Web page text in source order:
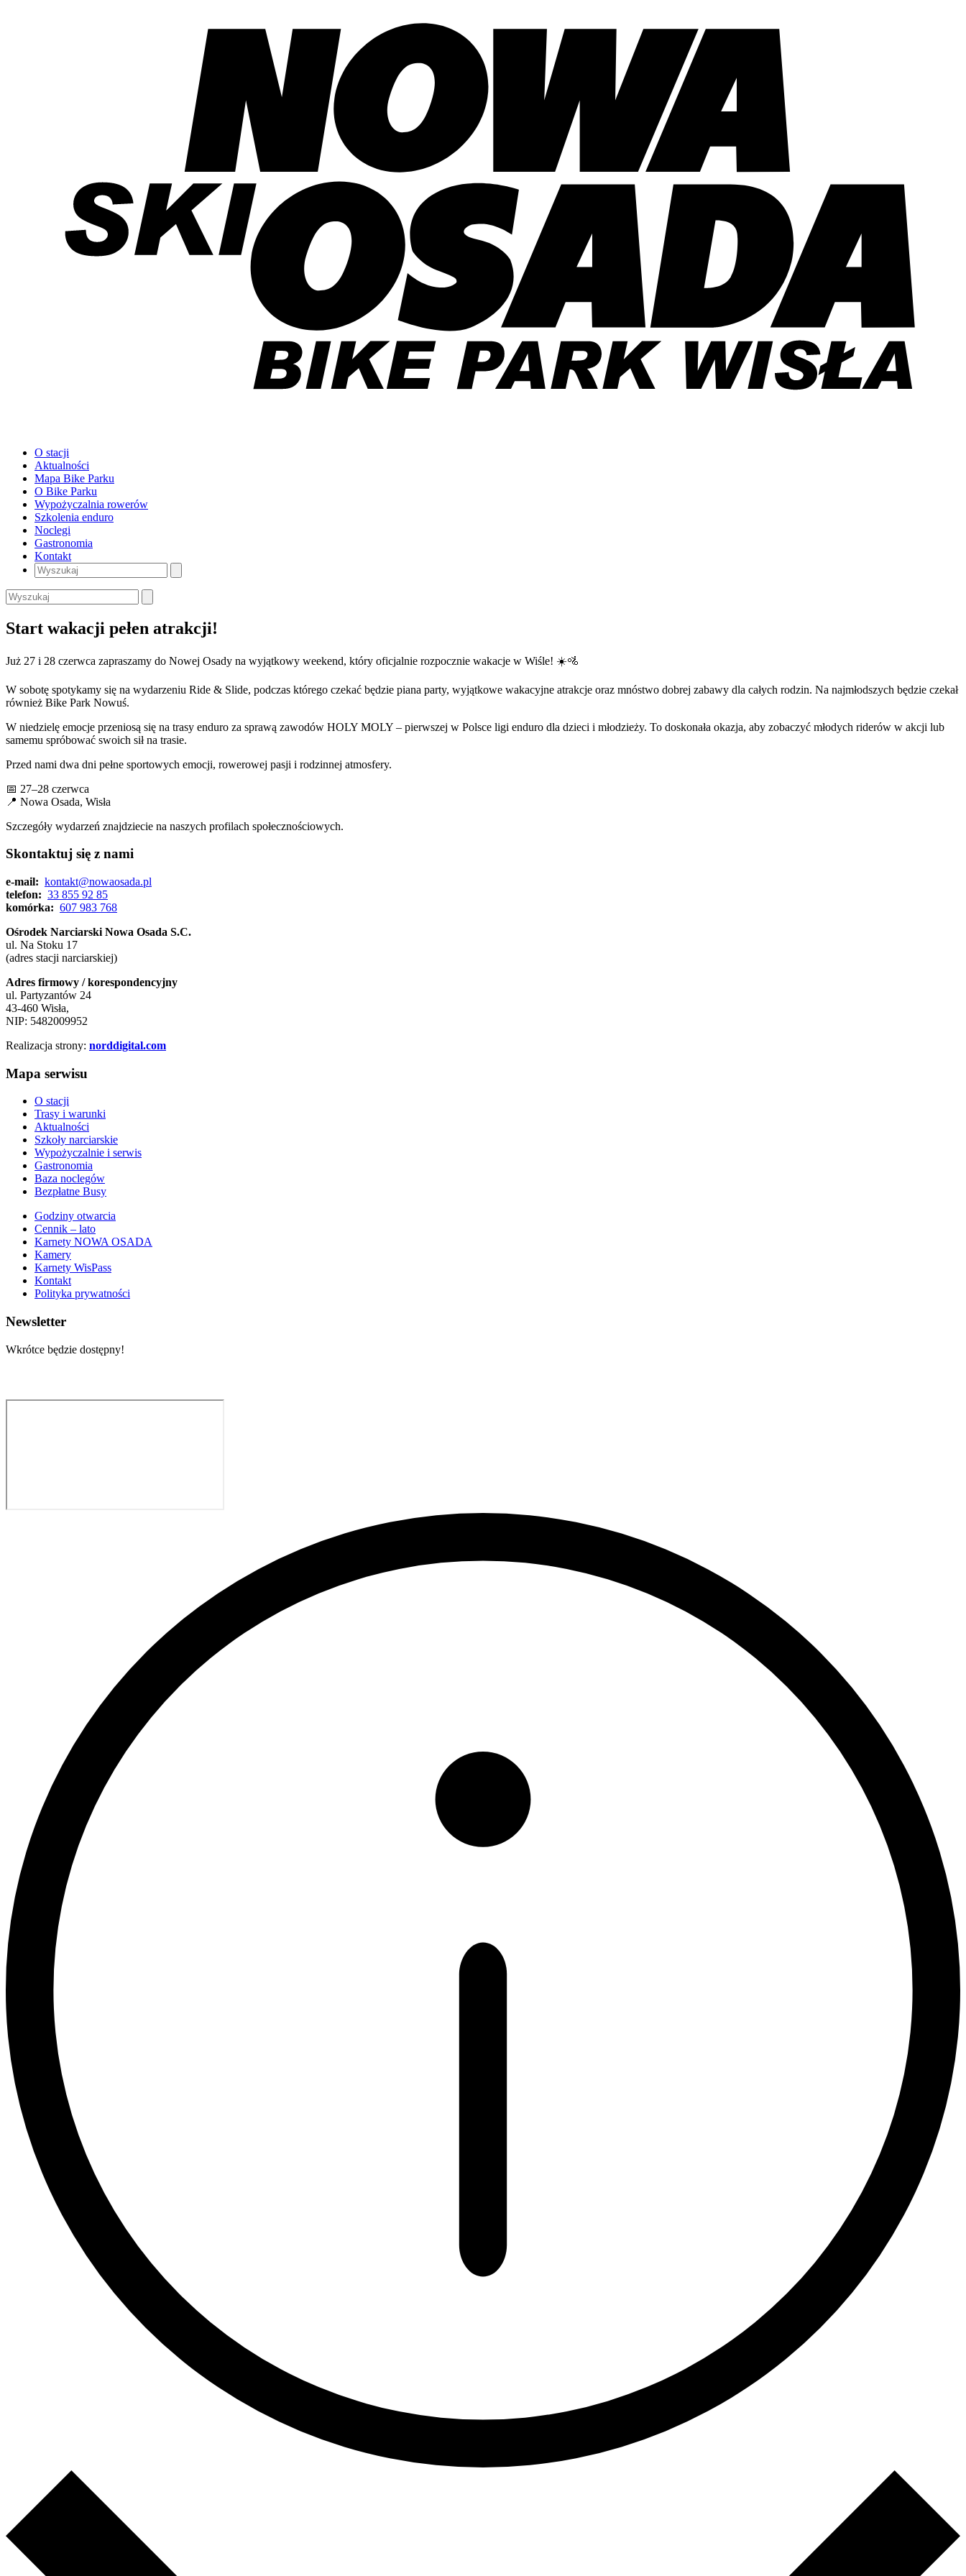
O stacji
Aktualności
Mapa Bike Parku
O Bike Parku
Wypożyczalnia rowerów
Szkolenia enduro
Noclegi
Gastronomia
Kontakt
Start wakacji pełen atrakcji!
Już 27 i 28 czerwca zapraszamy do Nowej Osady na wyjątkowy weekend, który oficjalnie rozpocznie wakacje w Wiśle! ☀️🚵
W sobotę spotykamy się na wydarzeniu Ride & Slide, podczas którego czekać będzie piana party, wyjątkowe wakacyjne atrakcje oraz mnóstwo dobrej zabawy dla całych rodzin. Na najmłodszych będzie czekał
również Bike Park Nowuś.
W niedzielę emocje przeniosą się na trasy enduro za sprawą zawodów HOLY MOLY – pierwszej w Polsce ligi enduro dla dzieci i młodzieży. To doskonała okazja, aby zobaczyć młodych riderów w akcji lub
samemu spróbować swoich sił na trasie.
Przed nami dwa dni pełne sportowych emocji, rowerowej pasji i rodzinnej atmosfery.
📅 27–28 czerwca
📍 Nowa Osada, Wisła
Szczegóły wydarzeń znajdziecie na naszych profilach społecznościowych.
Skontaktuj się z nami
e-mail: kontakt@nowaosada.pl
telefon: 33 855 92 85
komórka: 607 983 768
Ośrodek Narciarski Nowa Osada S.C.
ul. Na Stoku 17
(adres stacji narciarskiej)
Adres firmowy / korespondencyjny
ul. Partyzantów 24
43-460 Wisła,
NIP: 5482009952
Realizacja strony: norddigital.com
Mapa serwisu
O stacji
Trasy i warunki
Aktualności
Szkoły narciarskie
Wypożyczalnie i serwis
Gastronomia
Baza noclegów
Bezpłatne Busy
Godziny otwarcia
Cennik – lato
Karnety NOWA OSADA
Kamery
Karnety WisPass
Kontakt
Polityka prywatności
Newsletter
Wkrótce będzie dostępny!